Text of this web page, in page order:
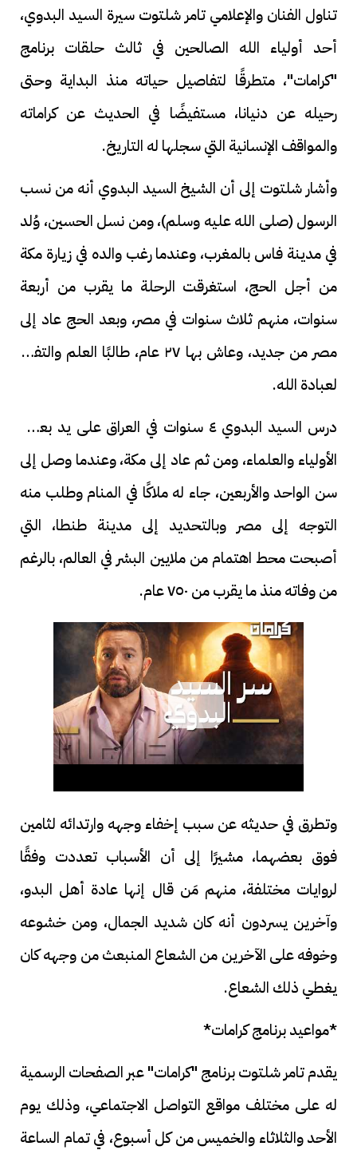
تناول الفنان والإعلامي تامر شلتوت سيرة السيد البدوي،
أحد أولياء الله الصالحين في ثالث حلقات برنامج
"كرامات"، متطرقًا لتفاصيل حياته منذ البداية وحتى
رحيله عن دنيانا، مستفيضًا في الحديث عن كراماته
والمواقف الإنسانية التي سجلها له التاريخ.
وأشار شلتوت إلى أن الشيخ السيد البدوي أنه من نسب
الرسول (صلى الله عليه وسلم)، ومن نسل الحسين، وُلد
في مدينة فاس بالمغرب، وعندما رغب والده في زيارة مكة
من أجل الحج، استغرقت الرحلة ما يقرب من أربعة
سنوات، منهم ثلاث سنوات في مصر، وبعد الحج عاد إلى
مصر من جديد، وعاش بها ٢٧ عام، طالبًا العلم والتفرغ
لعبادة الله.
درس السيد البدوي ٤ سنوات في العراق على يد بعض
الأولياء والعلماء، ومن ثم عاد إلى مكة، وعندما وصل إلى
سن الواحد والأربعين، جاء له ملاكًا في المنام وطلب منه
التوجه إلى مصر وبالتحديد إلى مدينة طنطا، التي
أصبحت محط اهتمام من ملايين البشر في العالم، بالرغم
من وفاته منذ ما يقرب من ٧٥٠ عام.
وتطرق في حديثه عن سبب إخفاء وجهه وارتدائه لثامين
فوق بعضهما، مشيرًا إلى أن الأسباب تعددت وفقًا
لروايات مختلفة، منهم مَن قال إنها عادة أهل البدو،
وآخرين يسردون أنه كان شديد الجمال، ومن خشوعه
وخوفه على الآخرين من الشعاع المنبعث من وجهه كان
يغطي ذلك الشعاع.
*مواعيد برنامج كرامات*
يقدم تامر شلتوت برنامج "كرامات" عبر الصفحات الرسمية
له على مختلف مواقع التواصل الاجتماعي، وذلك يوم
الأحد والثلاثاء والخميس من كل أسبوع، في تمام الساعة